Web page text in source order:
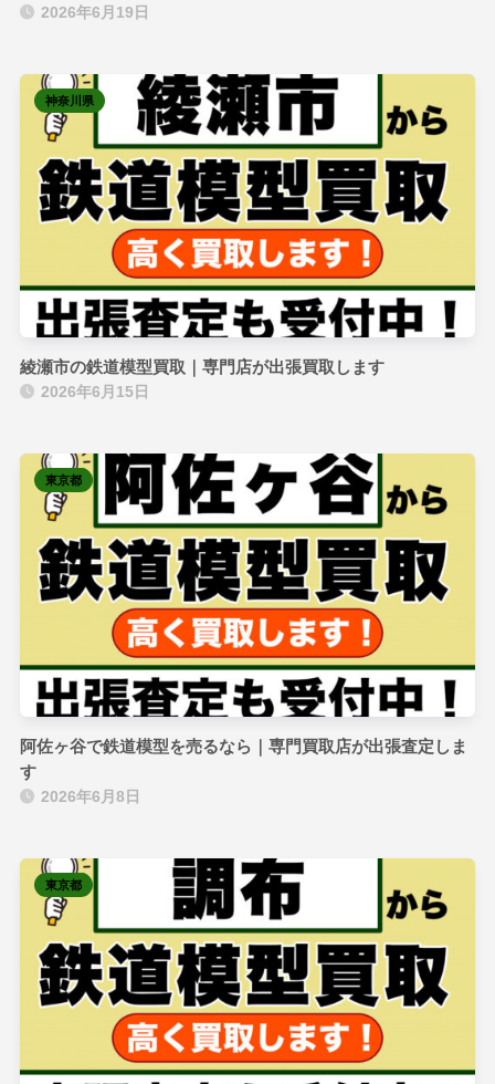
2026年6月19日
綾瀬市の鉄道模型買取｜専門店が出張買取します
2026年6月15日
神奈川県
阿佐ヶ谷で鉄道模型を売るなら｜専門買取店が出張査定しま
す
2026年6月8日
東京都
東京都